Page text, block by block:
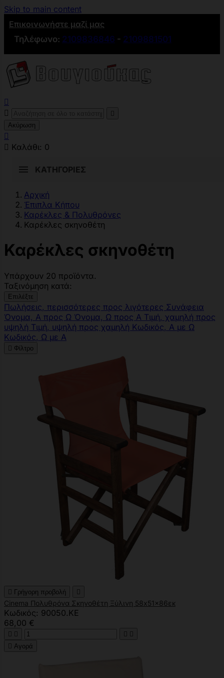
Skip to main content
Επικοινωνήστε μαζί μας
Τηλέφωνο: 2109836846 - 2109881501



Ακύρωση

 Καλάθι: 0
ΚΑΤΗΓΟΡΊΕΣ
Αρχική
Έπιπλα Κήπου
Καρέκλες & Πολυθρόνες
Καρέκλες σκηνοθέτη
Καρέκλες σκηνοθέτη
Υπάρχουν 20 προϊόντα.
Ταξινόμηση κατά:
Επιλέξτε
Πωλήσεις, περισσότερες προς λιγότερες Συνάφεια
Όνομα, Α προς Ω Όνομα, Ω προς Α Τιμή, χαμηλή προς
υψηλή Τιμή, υψηλή προς χαμηλή Κωδικός, Α με Ω
Κωδικός, Ω με Α
 Φίλτρο
 Γρήγορη προβολή 
Cinema Πολυθρόνα Σκηνοθέτη Ξύλινη 58x51x86εκ
Κωδικός: 90050.KE
68,00 €
   
 Αγορά